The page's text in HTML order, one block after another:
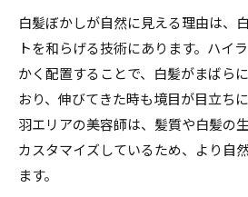
白髪ぼかしが自然に見える理由は、
トを和らげる技術にあります。ハイ
かく配置することで、白髪がまばら
おり、伸びてきた時も境目が目立ち
羽エリアの美容師は、髪質や白髪の
カスタマイズしているため、より自
ます。